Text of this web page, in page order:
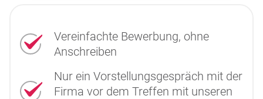
Vereinfachte Bewerbung, ohne
Anschreiben
Nur ein Vorstellungsgespräch mit der
Firma vor dem Treffen mit unseren